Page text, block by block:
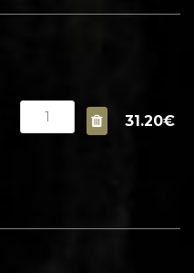
31.20€